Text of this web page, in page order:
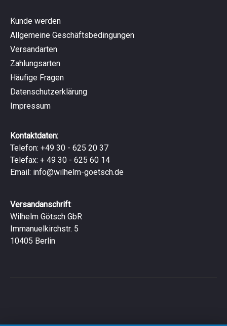
Kunde werden
Allgemeine Geschäftsbedingungen
Versandarten
Zahlungsarten
Häufige Fragen
Datenschutzerklärung
Impressum
Kontaktdaten:
Telefon: +49 30 - 625 20 37
Telefax: + 49 30 - 625 60 14
Email: info@wilhelm-goetsch.de
Versandanschrift:
Wilhelm Götsch GbR
Immanuelkirchstr. 5
10405 Berlin